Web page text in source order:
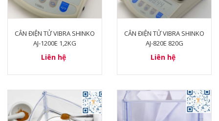
CÂN ĐIỆN TỬ VIBRA SHINKO
AJ-1200E 1,2KG
Liên hệ
CÂN ĐIỆN TỬ VIBRA SHINKO
AJ-820E 820G
Liên hệ